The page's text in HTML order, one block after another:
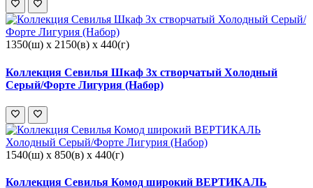
1350(ш) x 2150(в) x 440(г)
Коллекция Севилья Шкаф 3х створчатый Холодный
Серый/Форте Лигурия (Набор)
1540(ш) x 850(в) x 440(г)
Коллекция Севилья Комод широкий ВЕРТИКАЛЬ